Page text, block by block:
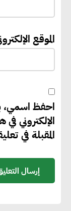
الموقع
احفظ اسمي،
الإلكتروني في
المقبلة في